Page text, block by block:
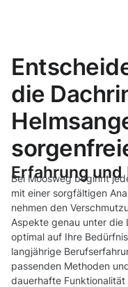
die
Erfahrung und
Bei Moosweg beginnt
mit einer sorgfältigen
nehmen den
Aspekte genau unter die
optimal auf Ihre
langjährige
passenden Methoden
dauerhafte